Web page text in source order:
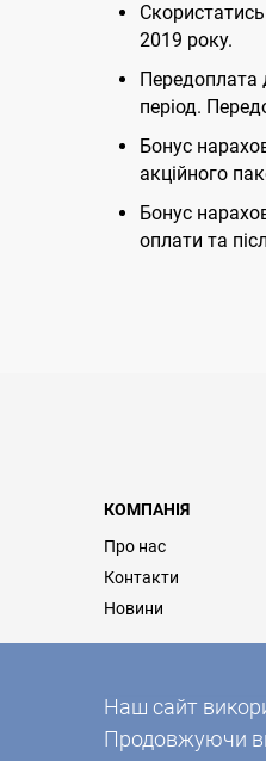
Наш сайт
Продовжуючи
2019 року.
Передоплата
період.
Бонус
акційного
Бонус
оплати та
КОМПАНІЯ
Про нас
Контакти
Новини